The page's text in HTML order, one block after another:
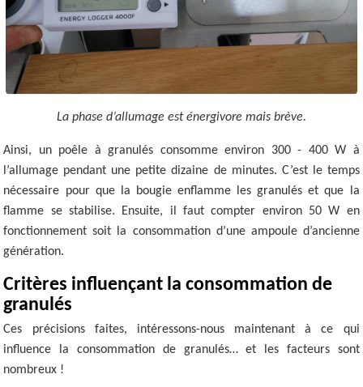
La phase d’allumage est énergivore mais brève.
Ainsi, un poêle à granulés consomme environ 300 - 400 W à
l’allumage pendant une petite dizaine de minutes. C’est le temps
nécessaire pour que la bougie enflamme les granulés et que la
flamme se stabilise. Ensuite, il faut compter environ 50 W en
fonctionnement soit la consommation d’une ampoule d’ancienne
génération.
Critères influençant la consommation de
granulés
Ces précisions faites, intéressons-nous maintenant à ce qui
influence la consommation de granulés… et les facteurs sont
nombreux !